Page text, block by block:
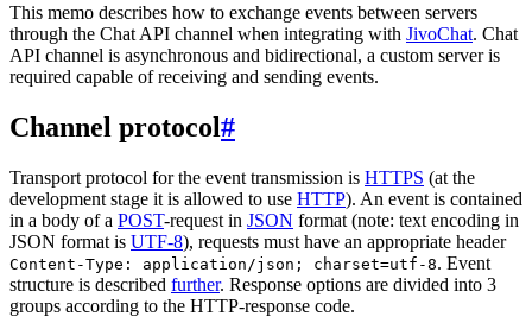
This memo describes how to exchange events between servers
through the Chat API channel when integrating with JivoChat. Chat
API channel is asynchronous and bidirectional, a custom server is
required capable of receiving and sending events.
Channel protocol#
Transport protocol for the event transmission is HTTPS (at the
development stage it is allowed to use HTTP). An event is contained
in a body of a POST-request in JSON format (note: text encoding in
JSON format is UTF-8), requests must have an appropriate header
Content-Type: application/json; charset=utf-8. Event
structure is described further. Response options are divided into 3
groups according to the HTTP-response code.